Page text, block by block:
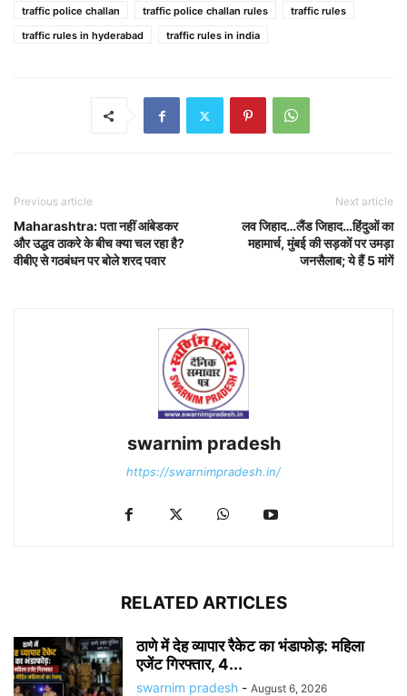
traffic police challan
traffic police challan rules
traffic rules
traffic rules in hyderabad
traffic rules in india
Previous article
Maharashtra: पता नहीं आंबेडकर
और उद्धव ठाकरे के बीच क्या चल रहा है?
वीबीए से गठबंधन पर बोले शरद पवार
Next article
लव जिहाद…लैंड जिहाद…हिंदुओं का
महामार्च, मुंबई की सड़कों पर उमड़ा
जनसैलाब; ये हैं 5 मांगें
swarnim pradesh
https://swarnimpradesh.in/
RELATED ARTICLES
ठाणे में देह व्यापार रैकेट का भंडाफोड़: महिला
एजेंट गिरफ्तार, 4...
swarnim pradesh - August 6, 2026